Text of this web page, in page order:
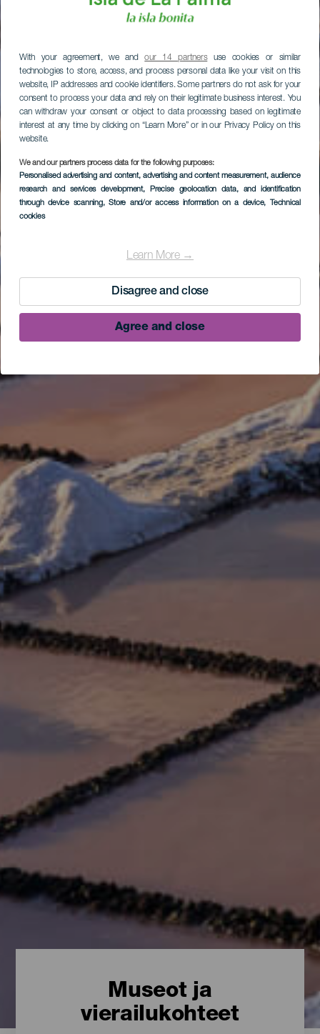
With your agreement, we andour 14 partnersuse cookies or similar
technologies to store, access, and process personal data like your visit on this
website, IP addresses and cookie identifiers. Some partners do not ask for your
consent to process your data and rely on their legitimate business interest. You
can withdraw your consent or object to data processing based on legitimate
interest at any time by clicking on “Learn More” or in our Privacy Policy on this
website.
We and our partners process data for the following purposes:
Personalised advertising and content, advertising and content measurement, audience
research and services development, Precise geolocation data, and identification
through device scanning, Store and/or access information on a device, Technical
cookies
Learn More →
Disagree and close
Agree and close
Museot ja
vierailukohteet